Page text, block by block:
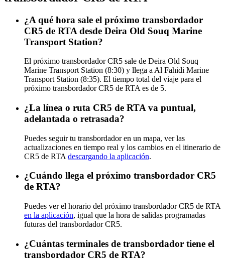
¿A qué hora sale el próximo transbordador
CR5 de RTA desde Deira Old Souq Marine
Transport Station?
El próximo transbordador CR5 sale de Deira Old Souq
Marine Transport Station (8:30) y llega a Al Fahidi Marine
Transport Station (8:35). El tiempo total del viaje para el
próximo transbordador CR5 de RTA es de 5.
¿La línea o ruta CR5 de RTA va puntual,
adelantada o retrasada?
Puedes seguir tu transbordador en un mapa, ver las
actualizaciones en tiempo real y los cambios en el itinerario de
CR5 de RTA descargando la aplicación.
¿Cuándo llega el próximo transbordador CR5
de RTA?
Puedes ver el horario del próximo transbordador CR5 de RTA
en la aplicación, igual que la hora de salidas programadas
futuras del transbordador CR5.
¿Cuántas terminales de transbordador tiene el
transbordador CR5 de RTA?